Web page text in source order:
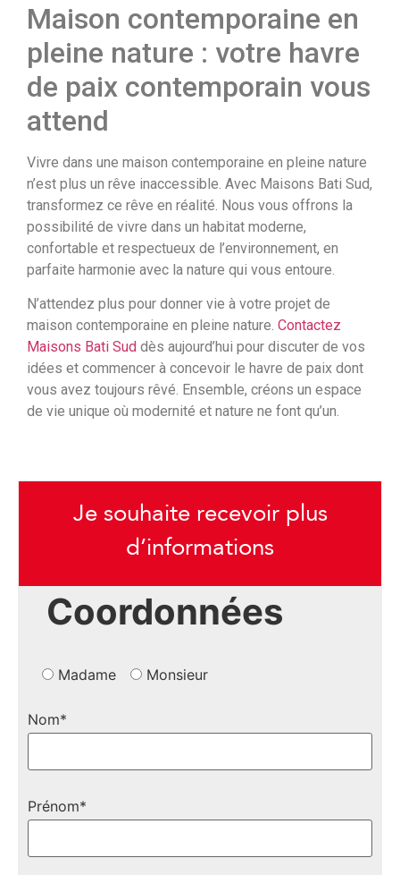
Maison contemporaine en
pleine nature : votre havre
de paix contemporain vous
attend
Vivre dans une maison contemporaine en pleine nature
n’est plus un rêve inaccessible. Avec Maisons Bati Sud,
transformez ce rêve en réalité. Nous vous offrons la
possibilité de vivre dans un habitat moderne,
confortable et respectueux de l’environnement, en
parfaite harmonie avec la nature qui vous entoure.
N’attendez plus pour donner vie à votre projet de
maison contemporaine en pleine nature. Contactez
Maisons Bati Sud dès aujourd’hui pour discuter de vos
idées et commencer à concevoir le havre de paix dont
vous avez toujours rêvé. Ensemble, créons un espace
de vie unique où modernité et nature ne font qu’un.
Je souhaite recevoir plus
d’informations
Coordonnées
Madame Monsieur
Nom*
Prénom*